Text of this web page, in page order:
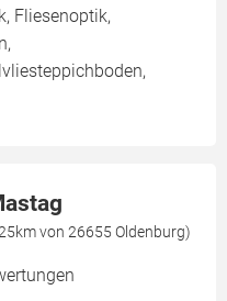
Fliesenoptik,
von 26655 Oldenburg)